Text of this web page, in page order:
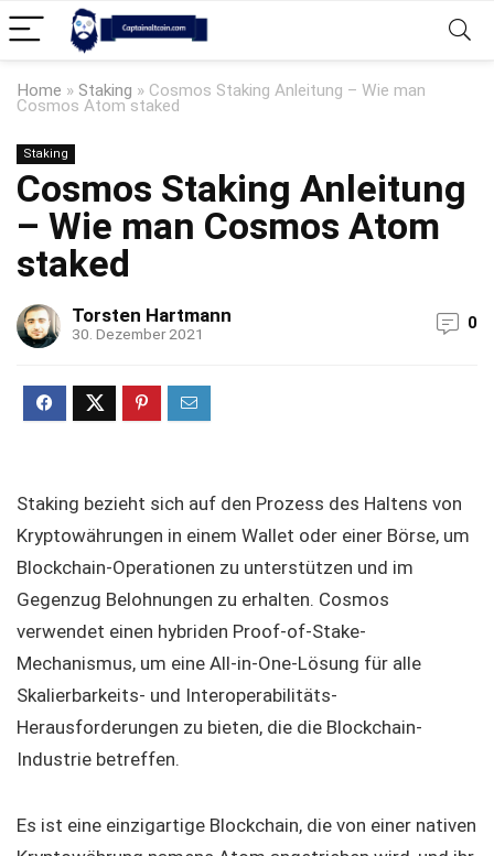
Home » Staking » Cosmos Staking Anleitung – Wie man
Cosmos Atom staked
Staking
Cosmos Staking Anleitung
– Wie man Cosmos Atom
staked
Torsten Hartmann
30. Dezember 2021
0
Staking bezieht sich auf den Prozess des Haltens von
Kryptowährungen in einem Wallet oder einer Börse, um
Blockchain-Operationen zu unterstützen und im
Gegenzug Belohnungen zu erhalten. Cosmos
verwendet einen hybriden Proof-of-Stake-
Mechanismus, um eine All-in-One-Lösung für alle
Skalierbarkeits- und Interoperabilitäts-
Herausforderungen zu bieten, die die Blockchain-
Industrie betreffen.
Es ist eine einzigartige Blockchain, die von einer nativen